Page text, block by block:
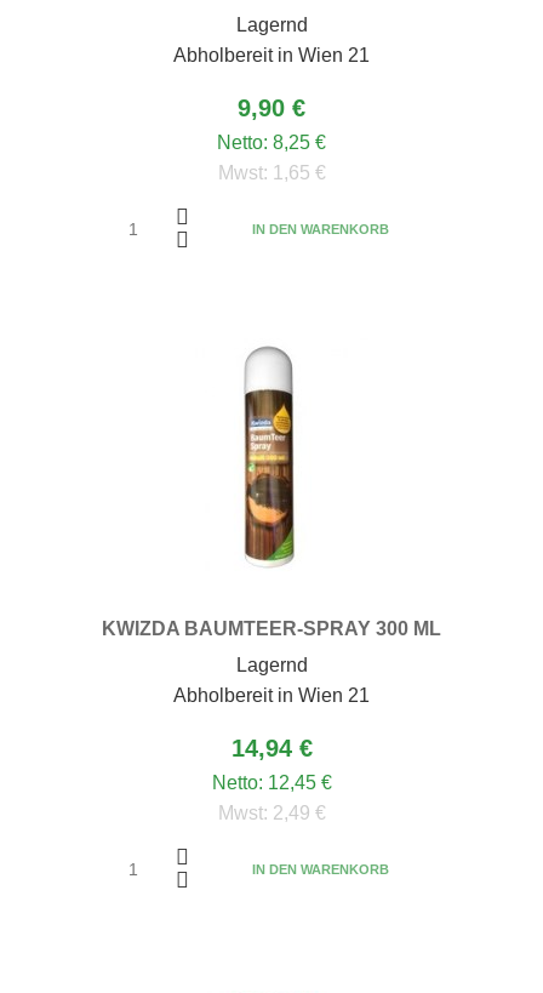
Lagernd
Abholbereit in Wien 21
9,90 €
Netto: 8,25 €
Mwst: 1,65 €
IN DEN WARENKORB
KWIZDA BAUMTEER-SPRAY 300 ML
Lagernd
Abholbereit in Wien 21
14,94 €
Netto: 12,45 €
Mwst: 2,49 €
IN DEN WARENKORB